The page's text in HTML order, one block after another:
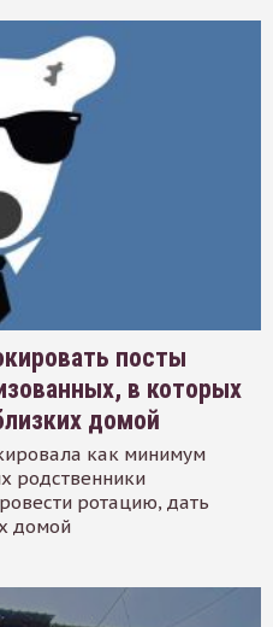
посты
в которых
домой
как минимум
родственники
ротацию, дать
домой